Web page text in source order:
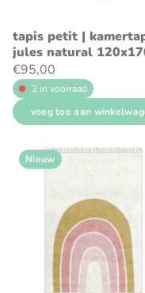
tapis petit |
jules natural
€95,00
2 in voorraad
voeg toe aan
Nieuw